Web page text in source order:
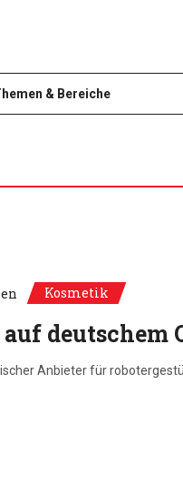
& Bereiche
Kosmetik
auf
Anbieter für